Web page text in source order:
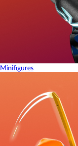
Minifigures